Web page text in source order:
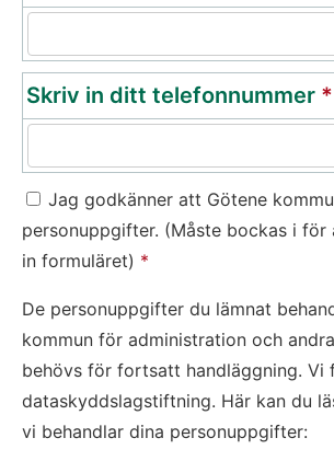
Skriv in ditt telefonnummer *
Jag godkänner att Götene
personuppgifter. (Måste bockas i för
in formuläret) *
De personuppgifter du lämnat
kommun för administration och
behövs för fortsatt handläggning. Vi
dataskyddslagstiftning. Här kan du
vi behandlar dina personuppgifter: